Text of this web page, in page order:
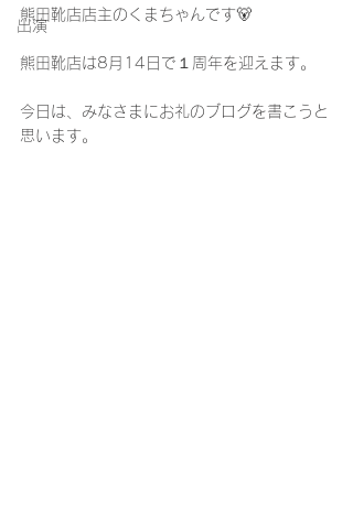
出演
熊田靴店店主のくまちゃんです🐻
熊田靴店は8月14日で１周年を迎えます。
今日は、みなさまにお礼のブログを書こうと
思います。